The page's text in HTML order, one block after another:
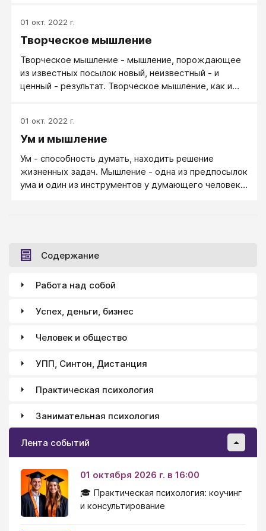
01 окт. 2022 г.
Творческое мышление
Творческое мышление - мышление, порождающее
из известных посылок новый, неизвестный - и
ценный - результат. Творческое мышление, как и
темы, сбор материала, поиски решения, инсайт,
оформления решения.
01 окт. 2022 г.
Ум и мышление
Ум - способность думать, находить решение
жизненных задач. Мышление - одна из предпосылок
ума и один из инструментов у думающего человека,
Содержание
Работа над собой
Успех, деньги, бизнес
Человек и общество
УПП, Синтон, Дистанция
Практическая психология
Занимательная психология
Лента событий
01 октября 2026 г. в 16:00
🎓 Практическая психология: коучинг
и консультирование